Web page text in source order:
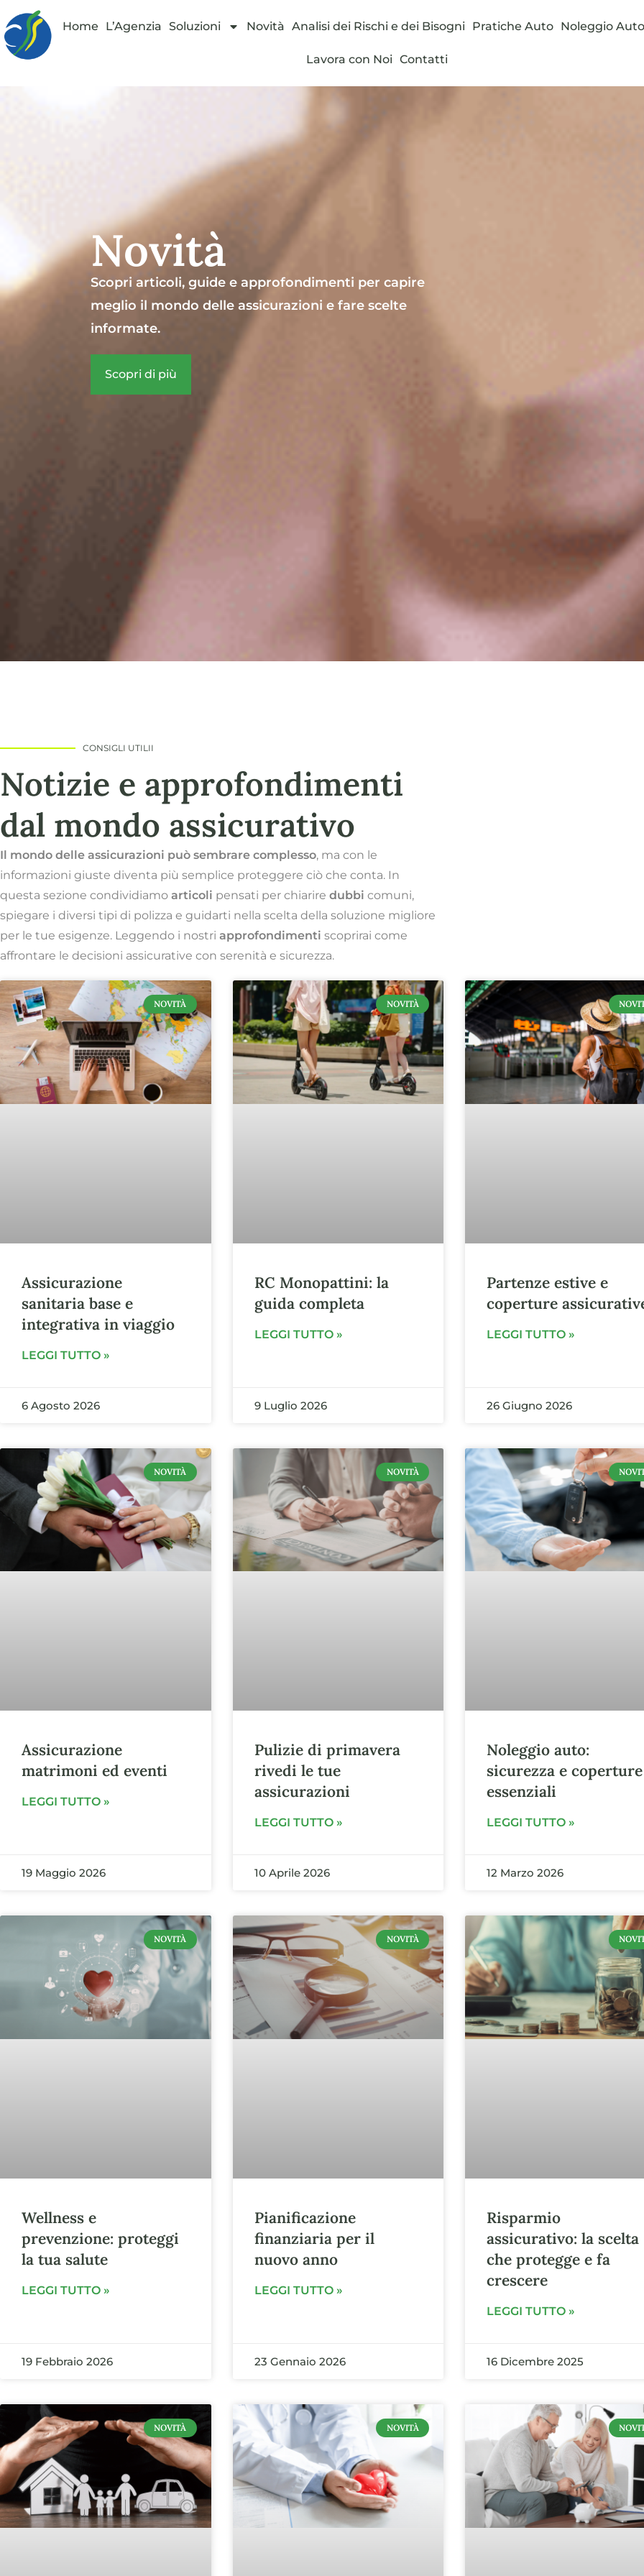
Home L’Agenzia Soluzioni Novità Analisi dei Rischi e dei Bisogni Pratiche Auto Noleggio Auto
Lavora con Noi Contatti
Novità
Scopri articoli, guide e approfondimenti per capire
meglio il mondo delle assicurazioni e fare scelte
informate.
Scopri di più
CONSIGLI UTILII
Notizie e approfondimenti
dal mondo assicurativo
Il mondo delle assicurazioni può sembrare complesso, ma con le
informazioni giuste diventa più semplice proteggere ciò che conta. In
questa sezione condividiamo articoli pensati per chiarire dubbi comuni,
spiegare i diversi tipi di polizza e guidarti nella scelta della soluzione migliore
per le tue esigenze. Leggendo i nostri approfondimenti scoprirai come
affrontare le decisioni assicurative con serenità e sicurezza.
NOVITÀ
Assicurazione
sanitaria base e
integrativa in viaggio
LEGGI TUTTO »
6 Agosto 2026
NOVITÀ
RC Monopattini: la
guida completa
LEGGI TUTTO »
9 Luglio 2026
Partenze estive e
coperture
LEGGI TUTTO »
26 Giugno 2026
NOVITÀ
Assicurazione
matrimoni ed eventi
LEGGI TUTTO »
19 Maggio 2026
NOVITÀ
Pulizie di primavera
rivedi le tue
assicurazioni
LEGGI TUTTO »
10 Aprile 2026
Noleggio auto:
sicurezza e coperture
essenziali
LEGGI TUTTO »
12 Marzo 2026
NOVITÀ
Wellness e
prevenzione: proteggi
la tua salute
LEGGI TUTTO »
19 Febbraio 2026
NOVITÀ
Pianificazione
finanziaria per il
nuovo anno
LEGGI TUTTO »
23 Gennaio 2026
Risparmio
assicurativo: la scelta
che protegge e fa
crescere
LEGGI TUTTO »
16 Dicembre 2025
NOVITÀ NOVITÀ